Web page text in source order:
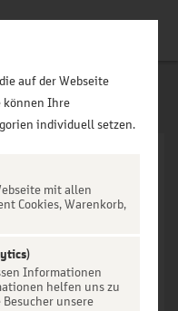
NICHT
auf der Webseite
können Ihre
individuell setzen.
mit allen
Cookies, Warenkorb,
Informationen
helfen uns zu
unsere